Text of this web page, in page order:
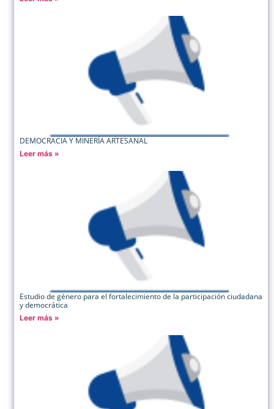
DEMOCRACIA Y MINERÍA ARTESANAL
Leer más »
Estudio de género para el fortalecimiento de la participación ciudadana
y democrática
Leer más »